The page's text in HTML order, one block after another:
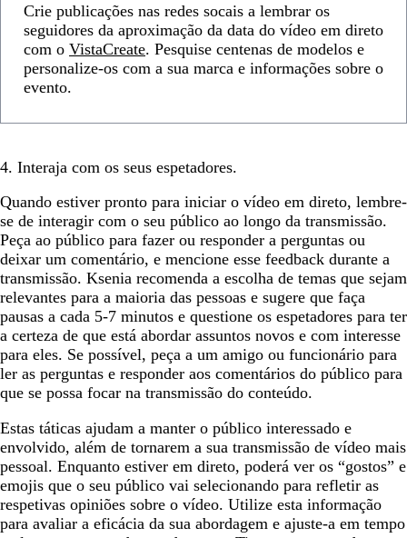
Crie publicações nas redes socais a lembrar os
seguidores da aproximação da data do vídeo em direto
com o VistaCreate. Pesquise centenas de modelos e
personalize-os com a sua marca e informações sobre o
evento.
4. Interaja com os seus espetadores.
Quando estiver pronto para iniciar o vídeo em direto, lembre-
se de interagir com o seu público ao longo da transmissão.
Peça ao público para fazer ou responder a perguntas ou
deixar um comentário, e mencione esse feedback durante a
transmissão. Ksenia recomenda a escolha de temas que sejam
relevantes para a maioria das pessoas e sugere que faça
pausas a cada 5-7 minutos e questione os espetadores para ter
a certeza de que está abordar assuntos novos e com interesse
para eles. Se possível, peça a um amigo ou funcionário para
ler as perguntas e responder aos comentários do público para
que se possa focar na transmissão do conteúdo.
Estas táticas ajudam a manter o público interessado e
envolvido, além de tornarem a sua transmissão de vídeo mais
pessoal. Enquanto estiver em direto, poderá ver os “gostos” e
emojis que o seu público vai selecionando para refletir as
respetivas opiniões sobre o vídeo. Utilize esta informação
para avaliar a eficácia da sua abordagem e ajuste-a em tempo